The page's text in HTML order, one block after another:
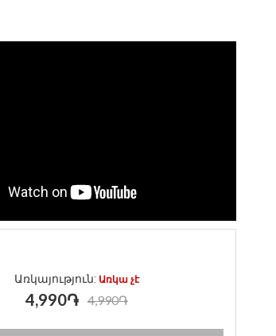
Առկայություն: Առկա չէ
4,990֏ 4,990֏